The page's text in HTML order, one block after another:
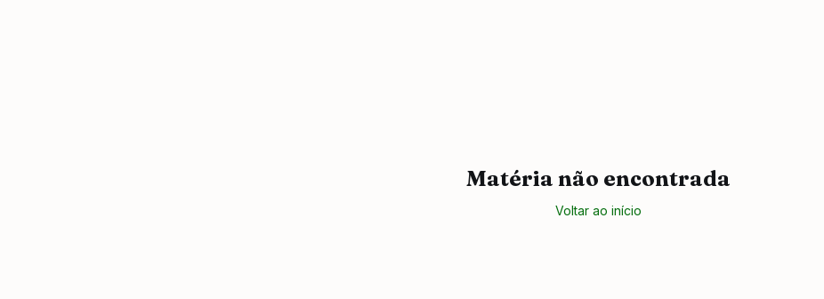
Matéria não encontrada
Voltar ao início